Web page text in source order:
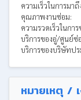
ความเร็วในการมา
คุณภาพงานซ่อม:
ความรวดเร็วในกา
บริการของอู่/ศูนย์ซ่
บริการของบริษัทป
หมายเหตุ /